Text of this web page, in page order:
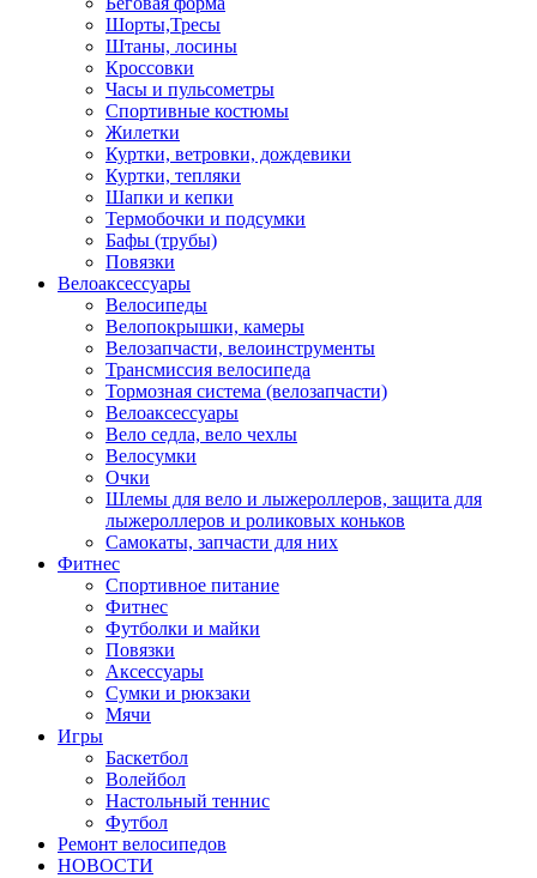
Шорты,Тресы
Штаны, лосины
Кроссовки
Часы и пульсометры
Спортивные костюмы
Жилетки
Куртки, ветровки, дождевики
Куртки, тепляки
Шапки и кепки
Термобочки и подсумки
Бафы (трубы)
Повязки
Велоаксессуары
Велосипеды
Велопокрышки, камеры
Велозапчасти, велоинструменты
Трансмиссия велосипеда
Тормозная система (велозапчасти)
Велоаксессуары
Вело седла, вело чехлы
Велосумки
Очки
Шлемы для вело и лыжероллеров, защита для
лыжероллеров и роликовых коньков
Самокаты, запчасти для них
Фитнес
Спортивное питание
Фитнес
Футболки и майки
Повязки
Аксессуары
Сумки и рюкзаки
Мячи
Игры
Баскетбол
Волейбол
Настольный теннис
Футбол
Ремонт велосипедов
НОВОСТИ